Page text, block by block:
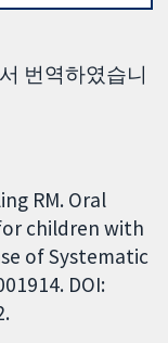
번역하였습니
RM. Oral
children with
of Systematic
DOI: